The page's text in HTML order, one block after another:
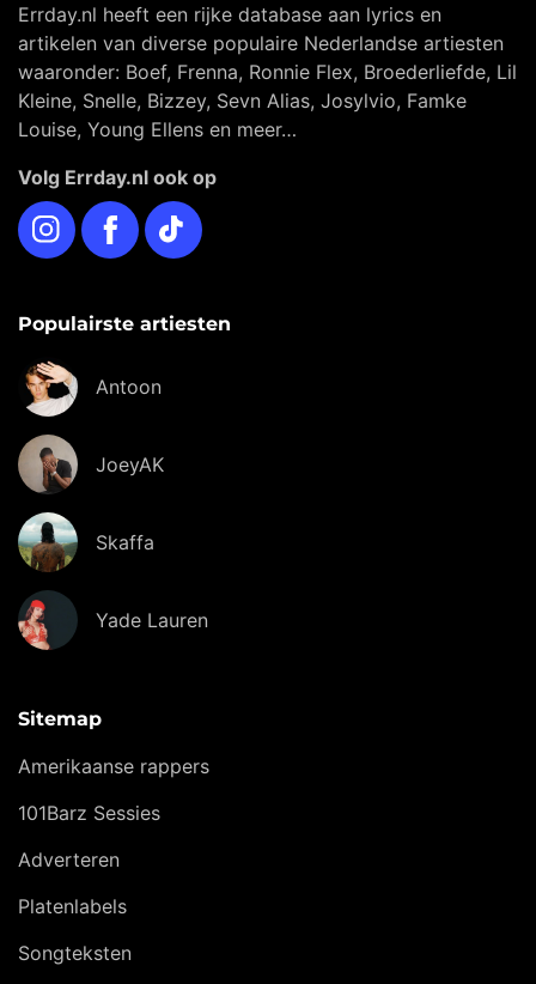
Errday.nl heeft een rijke database aan lyrics en
artikelen van diverse populaire Nederlandse artiesten
waaronder: Boef, Frenna, Ronnie Flex, Broederliefde, Lil
Kleine, Snelle, Bizzey, Sevn Alias, Josylvio, Famke
Louise, Young Ellens en meer…
Volg Errday.nl ook op
InstagramFacebookTikTok
Populairste artiesten
Antoon
JoeyAK
Skaffa
Yade Lauren
Sitemap
Amerikaanse rappers
101Barz Sessies
Adverteren
Platenlabels
Songteksten